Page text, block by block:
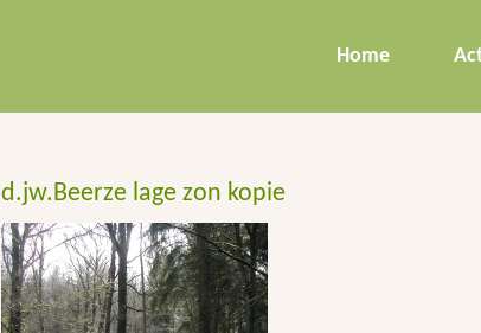
Home
d.jw.Beerze lage zon kopie